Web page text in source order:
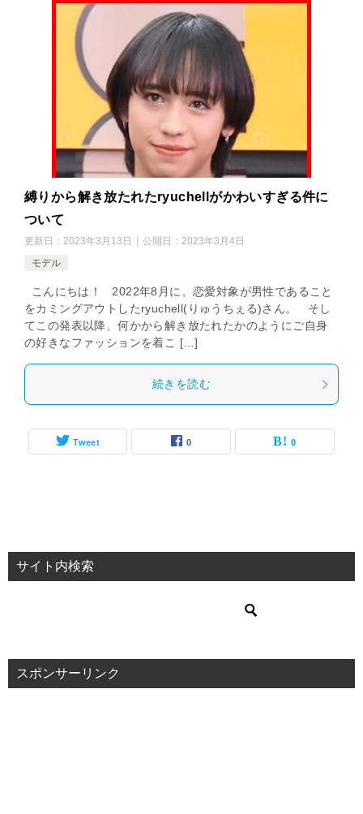
縛りから解き放たれたryuchellがかわいすぎる件に
ついて
更新日： 2023年3月13日 公開日： 2023年3月4日
モデル
こんにちは！ 2022年8月に、恋愛対象が男性であること
をカミングアウトしたryuchell(りゅうちぇる)さん。 そし
てこの発表以降、何かから解き放たれたかのようにご自身
の好きなファッションを着こ […]
続きを読む
Tweet 0 0
サイト内検索
スポンサーリンク